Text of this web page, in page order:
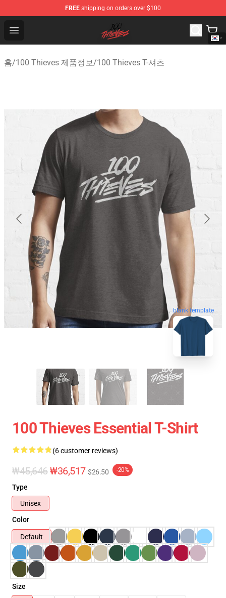
FREE shipping on orders over $100
Open menu
100 Thieves Shop - Official 100 Thieves Merchandise
홈/100 Thieves 제품정보/100 Thieves T-셔츠
blank template
100 Thieves Essential T-Shirt
(6 customer reviews)
₩45,646₩36,517 $26.50 -20%
Type
Unisex
Color
Default
Size